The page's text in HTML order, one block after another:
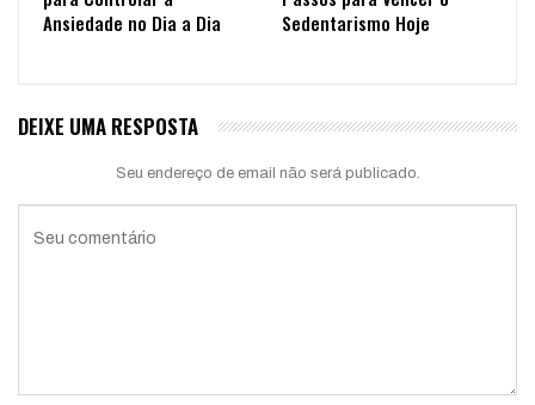
Ansiedade no Dia a Dia
Sedentarismo Hoje
DEIXE UMA RESPOSTA
Seu endereço de email não será publicado.